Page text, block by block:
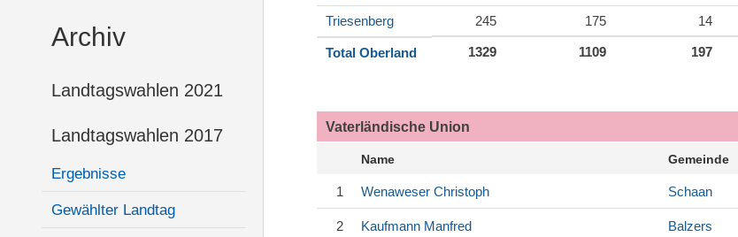
Archiv
Landtagswahlen 2021
Landtagswahlen 2017
Ergebnisse
Gewählter Landtag
Triesenberg
245 175 14
Total Oberland 1329 1109 197
Vaterländische Union
Name Gemeinde
1 Wenaweser Christoph Schaan
2 Kaufmann Manfred Balzers